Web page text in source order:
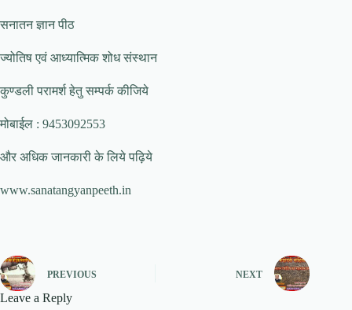
सनातन ज्ञान पीठ
ज्योतिष एवं आध्यात्मिक शोध संस्थान
कुण्डली परामर्श हेतु सम्पर्क कीजिये
मोबाईल : 9453092553
और अधिक जानकारी के लिये पढ़िये
www.sanatangyanpeeth.in
PREVIOUS NEXT
Leave a Reply